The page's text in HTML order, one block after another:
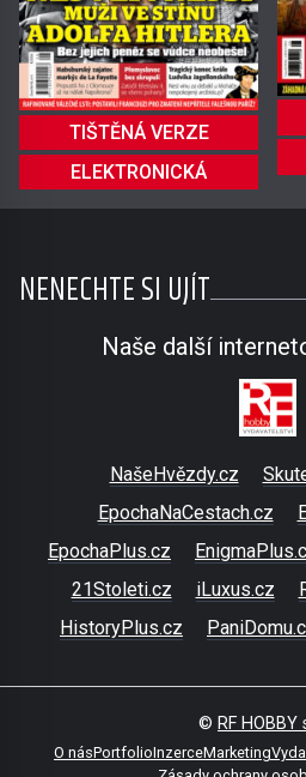
TIŠTĚNÁ VERZE
ELEKTRONICKÁ
NENECHTE SI UJÍT
Naše další
NašeHvězdy.cz
EpochaNaCestach.cz
EpochaPlus.cz
21Stoleti.cz
iLuxus.cz
HistoryPlus.cz
© RF HOBBY
O násPortfolioInzerceMarketing